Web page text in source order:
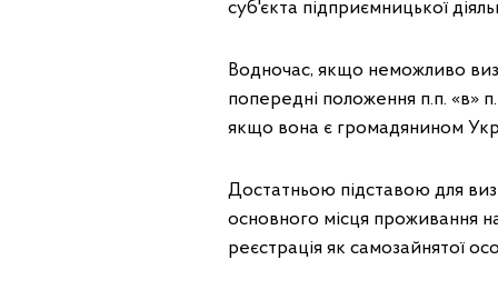
суб'єкта підприємницької
Водночас, якщо неможливо
попередні положення п.п. «в»
якщо вона є громадянином
Достатньою підставою для
основного місця проживання
реєстрація як самозайнятої